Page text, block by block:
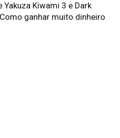
Yakuza Kiwami 3 e Dark
ganhar muito dinheiro